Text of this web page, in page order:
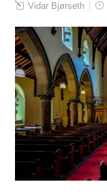
Vidar Bjørseth